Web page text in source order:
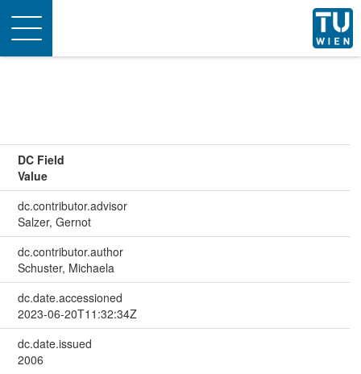
Toggle
navigation
DC Field
Value
dc.contributor.advisor
Salzer, Gernot
dc.contributor.author
Schuster, Michaela
dc.date.accessioned
2023-06-20T11:32:34Z
dc.date.issued
2006